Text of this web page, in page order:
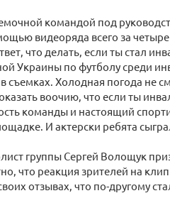
командой под
видеоряда всего за
что делать, если ты стал
Украины по футболу среди
съемках. Холодная погода не
воочию, что если ты
команды и настоящий
И актерски ребята
группы Сергей Волощук
что реакция зрителей на
отзывах, что по-другому